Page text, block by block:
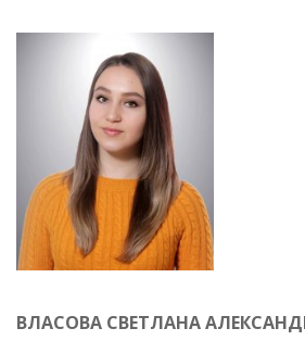
ВЛАСОВА СВЕТЛАНА